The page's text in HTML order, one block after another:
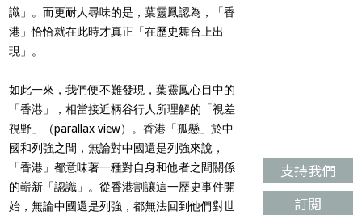
識」。而更耐人尋味的是，葉靈鳳認為，「香
港」恰恰就在此時才真正「在歷史舞台上出
現」。
如此一來，我們便不難發現，葉靈鳳心目中的
「香港」，相當接近柄谷行人所理解的「視差
視野」（parallax view）。香港「孤懸」於中
國和列強之間，無論對中國還是列強來說，
「香港」都意味著一種對自身和他者之間關係
的嶄新「認識」。從香港割讓這一歷史事件開
始，無論中國還是列強，都無法回到他們對世
支持我們
訂閱